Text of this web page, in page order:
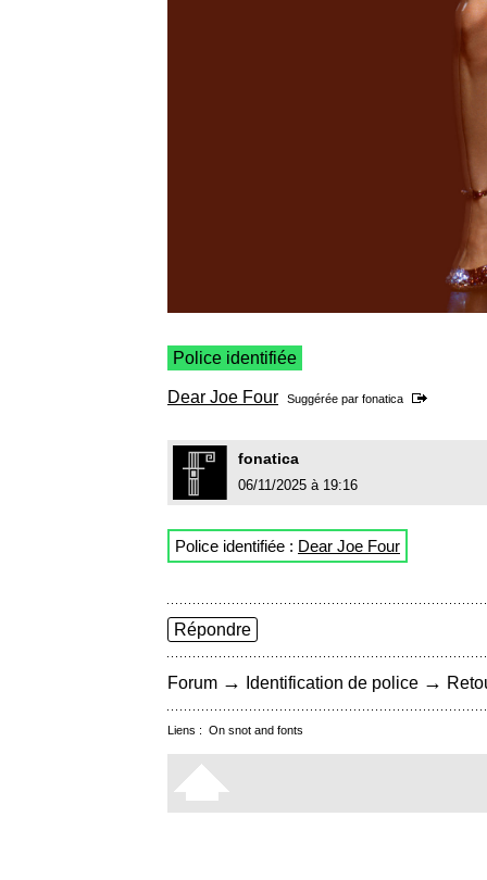
Police identifiée
Dear Joe Four Suggérée par fonatica
fonatica
06/11/2025 à 19:16
Police identifiée : Dear Joe Four
Répondre
Forum → Identification de police →
Liens : On snot and fonts